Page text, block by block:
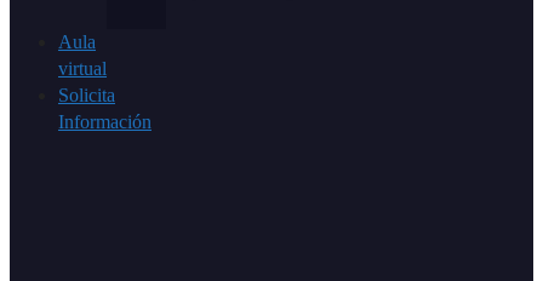
Aula
virtual
Solicita
Información